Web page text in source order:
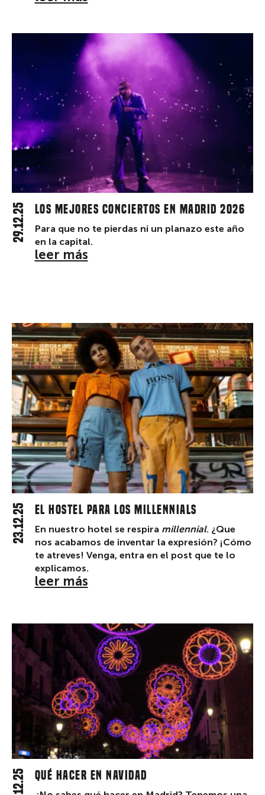
Los mejores conciertos en Madrid 2026
29.12.25
Para que no te pierdas ni un planazo este año
en la capital.
leer más
El hostel para los millennials
23.12.25 En nuestro hotel se respira millennial. ¿Que
nos acabamos de inventar la expresión? ¡Cómo
te atreves! Venga, entra en el post que te lo
explicamos.
leer más
Qué hacer en Navidad